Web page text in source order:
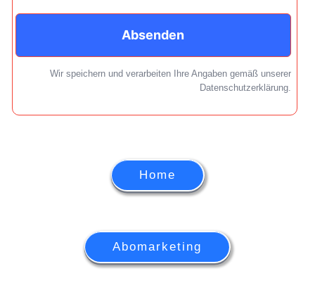
Absenden
Wir speichern und verarbeiten Ihre Angaben gemäß unserer
Datenschutzerklärung.
Home
Abomarketing